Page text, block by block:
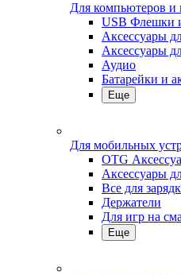
Для компьютеров и
USB Флешки
Аксессуары
Аксессуары
Аудио
Батарейки и
Еще
Для мобильных
OTG
Аксессуары
Все для
Держатели
Для игр на
Еще